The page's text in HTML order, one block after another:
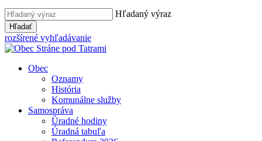
Hľadaný výraz
Hľadať
rozšírené vyhľadávanie
Obec
Oznamy
História
Komunálne služby
Samospráva
Úradné hodiny
Úradná tabuľa